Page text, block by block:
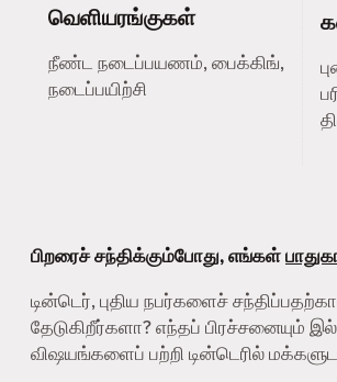
வெளியரங்குகள்
நீண்ட நடைப்பயணம், பைக்கிங்,
நடைப்பயிற்சி
பிறரைச் சந்திக்கும்போது, எங்கள்
டின்டெர், புதிய நபர்களைச்
தேடுகிறீர்களா? எந்தப் பிரச்சனையும்
விஷயங்களைப் பற்றி டின்டெரில்